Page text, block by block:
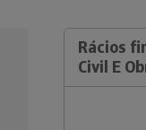
Rácios
Civil E